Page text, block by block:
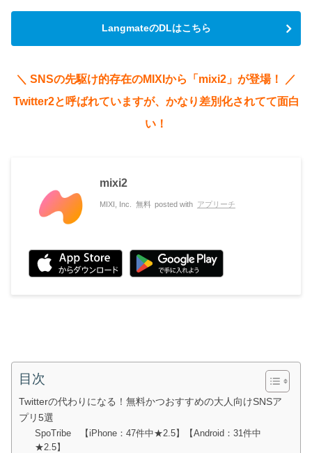
LangmateのDLはこちら
＼ SNSの先駆け的存在のMIXIから「mixi2」が登場！ ／
Twitter2と呼ばれていますが、かなり差別化されてて面白
い！
mixi2
MIXI, Inc. 無料 posted with アプリーチ
目次
Twitterの代わりになる！無料かつおすすめの大人向けSNSア
プリ5選
SpoTribe 【iPhone：47件中★2.5】【Android：31件中
★2.5】